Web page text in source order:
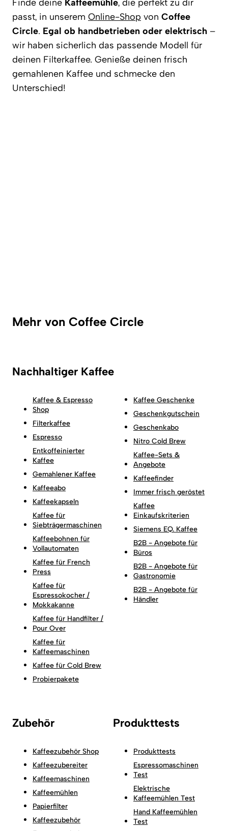
Finde deine Kaffeemühle, die perfekt zu dir
passt, in unserem Online-Shop von Coffee
Circle. Egal ob handbetrieben oder elektrisch –
wir haben sicherlich das passende Modell für
deinen Filterkaffee. Genieße deinen frisch
gemahlenen Kaffee und schmecke den
Unterschied!
Mehr von Coffee Circle
Nachhaltiger Kaffee
Kaffee & Espresso
Shop
Filterkaffee
Espresso
Entkoffeinierter
Kaffee
Gemahlener Kaffee
Kaffeeabo
Kaffeekapseln
Kaffee für
Siebträgermaschinen
Kaffeebohnen für
Vollautomaten
Kaffee für French
Press
Kaffee für
Espressokocher /
Mokkakanne
Kaffee für Handfilter /
Pour Over
Kaffee für
Kaffeemaschinen
Kaffee für Cold Brew
Probierpakete
Kaffee Geschenke
Geschenkgutschein
Geschenkabo
Nitro Cold Brew
Kaffee-Sets &
Angebote
Kaffeefinder
Immer frisch geröstet
Kaffee
Einkaufskriterien
Siemens EQ. Kaffee
B2B - Angebote für
Büros
B2B - Angebote für
Gastronomie
B2B - Angebote für
Händler
Zubehör
Kaffeezubehör Shop
Kaffeezubereiter
Kaffeemaschinen
Kaffeemühlen
Papierfilter
Kaffeezubehör
Produkttests
Produkttests
Espressomaschinen
Test
Elektrische
Kaffeemühlen Test
Hand Kaffeemühlen
Test